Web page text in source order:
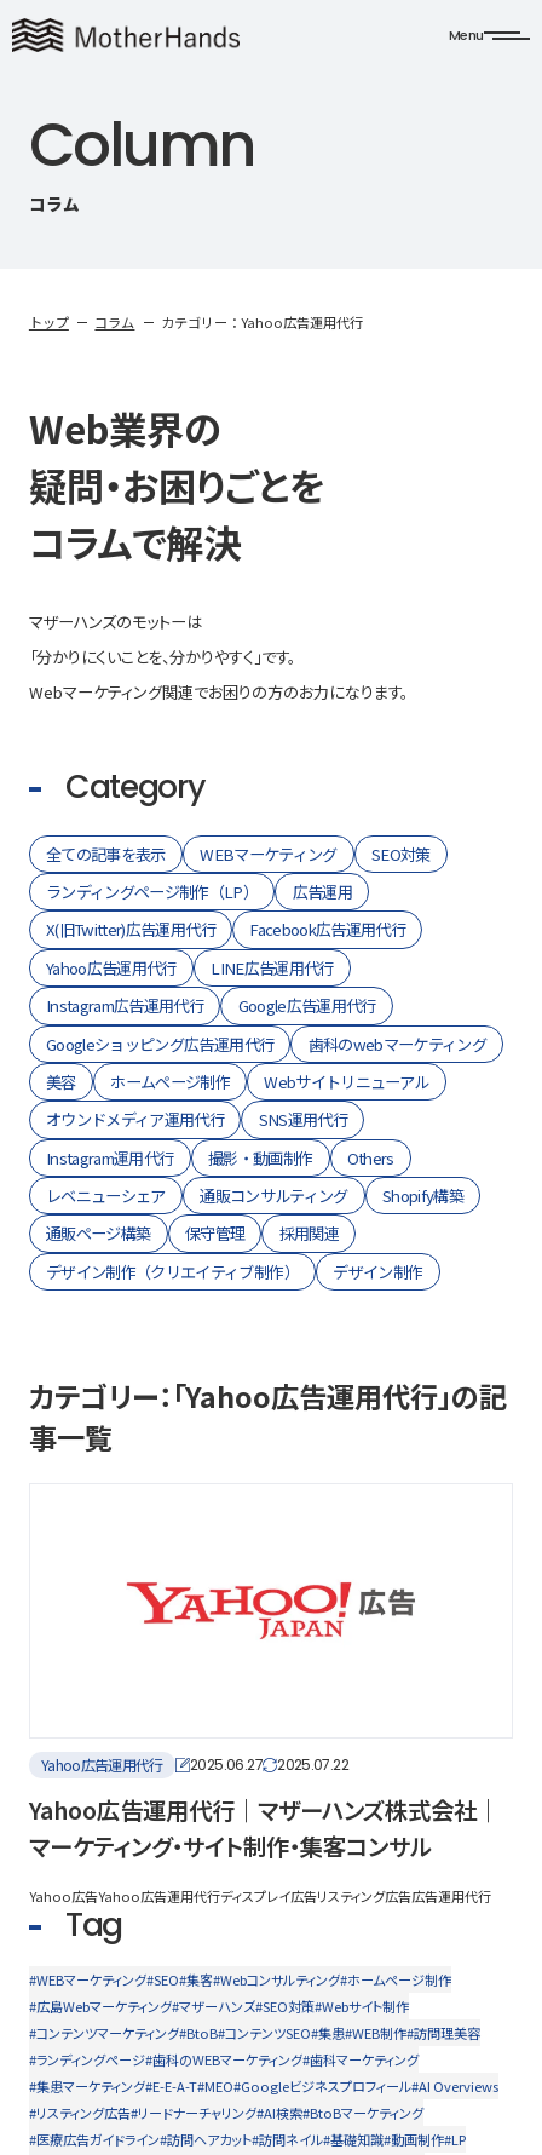
Menu
Column
コラム
トップ コラム カテゴリー：Yahoo広告運用代行
Web業界の
疑問・お困りごとを
コラムで解決
マザーハンズのモットーは
「分かりにくいことを、分かりやすく」です。
Webマーケティング関連でお困りの方のお力になります。
Category
全ての記事を表示 WEBマーケティング
SEO対策
ランディングページ制作（LP）
広告運用
X(旧Twitter)広告運用代行
Facebook広告運用代行
Yahoo広告運用代行
LINE広告運用代行
Instagram広告運用代行
Google広告運用代行
Googleショッピング広告運用代行
歯科のwebマーケティング
美容
ホームページ制作
Webサイトリニューアル
オウンドメディア運用代行
SNS運用代行
Instagram運用代行
撮影・動画制作
Others
レベニューシェア
通販コンサルティング
Shopify構築
通販ページ構築
保守管理
採用関連
デザイン制作（クリエイティブ制作）
デザイン制作
カテゴリー：「Yahoo広告運用代行」の記
事一覧
Yahoo広告運用代行 2025.06.27 2025.07.22
Yahoo広告運用代行｜マザーハンズ株式会社｜
マーケティング・サイト制作・集客コンサル
Yahoo広告Yahoo広告運用代行ディスプレイ広告リスティング広告広告運用代行
Tag
#WEBマーケティング#SEO#集客#Webコンサルティング#ホームページ制作
#広島Webマーケティング#マザーハンズ#SEO対策#Webサイト制作
#コンテンツマーケティング#BtoB#コンテンツSEO#集患#WEB制作#訪問理美容
#ランディングページ#歯科のWEBマーケティング#歯科マーケティング
#集患マーケティング#E-E-A-T#MEO#Googleビジネスプロフィール#AI Overviews
#リスティング広告#リードナーチャリング#AI検索#BtoBマーケティング
#医療広告ガイドライン#訪問ヘアカット#訪問ネイル#基礎知識#動画制作#LP